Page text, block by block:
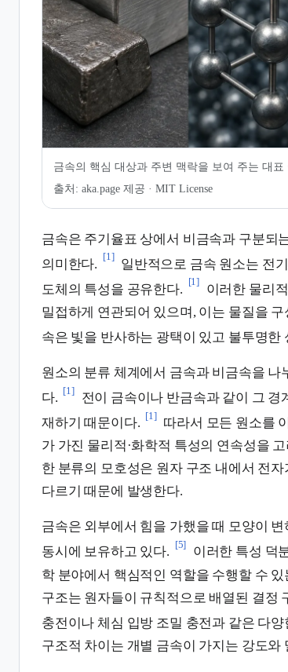
금속의 핵심 대상과 주변 맥락을 보여 주는 대표
출처: aka.page 제공 · MIT License
금속은 주기율표 상에서 비금속과 구분되
의미한다.
[1]
일반적으로 금속 원소는 전
도체의 특성을 공유한다.
[1]
이러한 물리
밀접하게 연관되어 있으며, 이는 물질을
속은 빛을 반사하는 광택이 있고 불투명한
원소의 분류 체계에서 금속과 비금속을
다.
[1]
전이 금속이나 반금속과 같이 그
재하기 때문이다.
[1]
따라서 모든 원소를
가 가진 물리적·화학적 특성의 연속성을
한 분류의 모호성은 원자 구조 내에서 전
다르기 때문에 발생한다.
금속은 외부에서 힘을 가했을 때 모양이
동시에 보유하고 있다.
[5]
이러한 특성 덕
학 분야에서 핵심적인 역할을 수행할 수
구조는 원자들이 규칙적으로 배열된 결정
충전이나 체심 입방 조밀 충전과 같은 다
구조적 차이는 개별 금속이 가지는 강도
인용 및 각주